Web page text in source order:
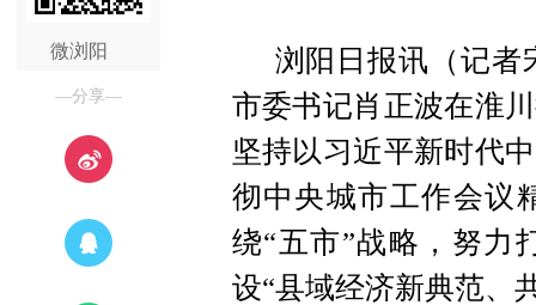
微浏阳
—分享—
浏阳日报讯（记者
市委书记肖正波在淮
坚持以习近平新时代
彻中央城市工作会议
绕“五市”战略，努力
设“县域经济新典范、